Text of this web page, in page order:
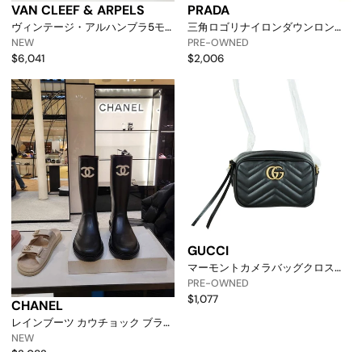
VAN CLEEF & ARPELS
ヴィンテージ・アルハンブラ5モ
チーフブレスレット イエローゴー
ルド オニキス 143605636 [p]
NEW
$6,041
PRADA
三角ロゴリナイロンダウンロング
パディングsgc077 12332
148977887 [p]
PRE-OWNED
$2,006
CHANEL
レインブーツ カウチョック ブラッ
ク カーキ G39620 141615092 [p]
NEW
GUCCI
マーモントカメラバッグクロスボ
ディ448065 14922 158801516 [p]
PRE-OWNED
$1,077